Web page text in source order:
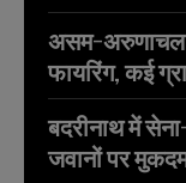
असम-अरुणाचल
फायरिंग, कई
बदरीनाथ में
जवानों पर